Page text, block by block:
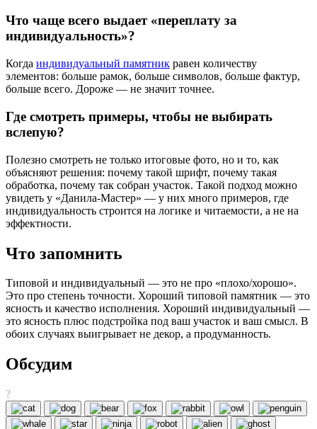
Что чаще всего выдает «переплату за
индивидуальность»?
Когда индивидуальный памятник равен количеству
элементов: больше рамок, больше символов, больше фактур,
больше всего. Дороже — не значит точнее.
Где смотреть примеры, чтобы не выбирать
вслепую?
Полезно смотреть не только итоговые фото, но и то, как
объясняют решения: почему такой шрифт, почему такая
обработка, почему так собран участок. Такой подход можно
увидеть у «Данила-Мастер» — у них много примеров, где
индивидуальность строится на логике и читаемости, а не на
эффектности.
Что запомнить
Типовой и индивидуальный — это не про «плохо/хорошо».
Это про степень точности. Хороший типовой памятник — это
ясность и качество исполнения. Хороший индивидуальный —
это ясность плюс подстройка под ваш участок и ваш смысл. В
обоих случаях выигрывает не декор, а продуманность.
Обсудим
?